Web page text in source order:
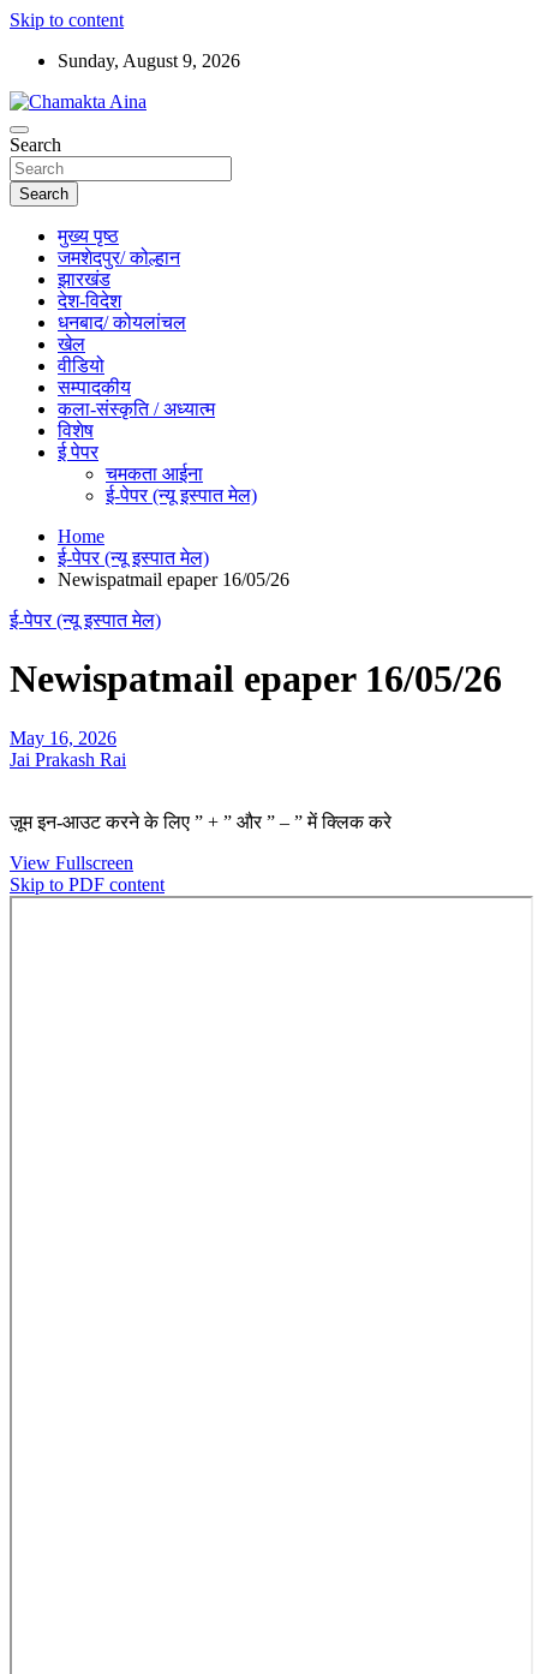
Skip to content
Sunday, August 9, 2026
Chamakta Aina
Hindi News Paper – Jharkhand
Search
Search
मुख्य पृष्ठ
जमशेदपुर/ कोल्हान
झारखंड
देश-विदेश
धनबाद/ कोयलांचल
खेल
वीडियो
सम्पादकीय
कला-संस्कृति / अध्यात्म
विशेष
ई पेपर
चमकता आईना
ई-पेपर (न्यू इस्पात मेल)
Home
ई-पेपर (न्यू इस्पात मेल)
Newispatmail epaper 16/05/26
ई-पेपर (न्यू इस्पात मेल)
Newispatmail epaper 16/05/26
May 16, 2026
Jai Prakash Rai
ज़ूम इन-आउट करने के लिए ” + ” और ” – ” में क्लिक करे
View Fullscreen
Skip to PDF content